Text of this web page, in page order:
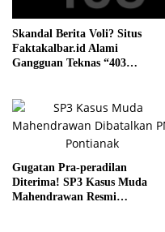
Skandal Berita Voli? Situs
Faktakalbar.id Alami
Gangguan Teknas “403
Gugatan Pra-peradilan
Diterima! SP3 Kasus Muda
Mahendrawan Resmi